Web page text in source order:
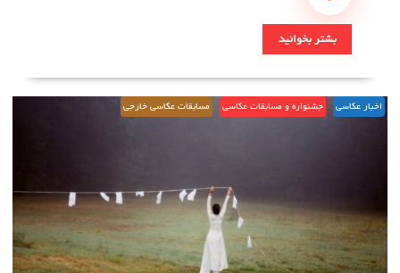
بشتر بخوانید
اخبار عکاسی جشنواره و مسابقات عکاسی مسابقات عکاسی خارجی